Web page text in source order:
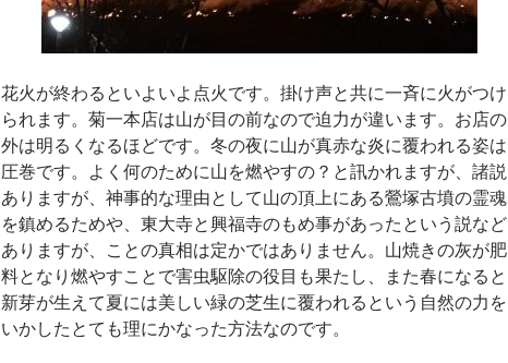
花火が終わるといよいよ点火です。掛け声と共に一斉に火がつけ
られます。菊一本店は山が目の前なので迫力が違います。お店の
外は明るくなるほどです。冬の夜に山が真赤な炎に覆われる姿は
圧巻です。よく何のために山を燃やすの？と訊かれますが、諸説
ありますが、神事的な理由として山の頂上にある鶯塚古墳の霊魂
を鎮めるためや、東大寺と興福寺のもめ事があったという説など
ありますが、ことの真相は定かではありません。山焼きの灰が肥
料となり燃やすことで害虫駆除の役目も果たし、また春になると
新芽が生えて夏には美しい緑の芝生に覆われるという自然の力を
いかしたとても理にかなった方法なのです。